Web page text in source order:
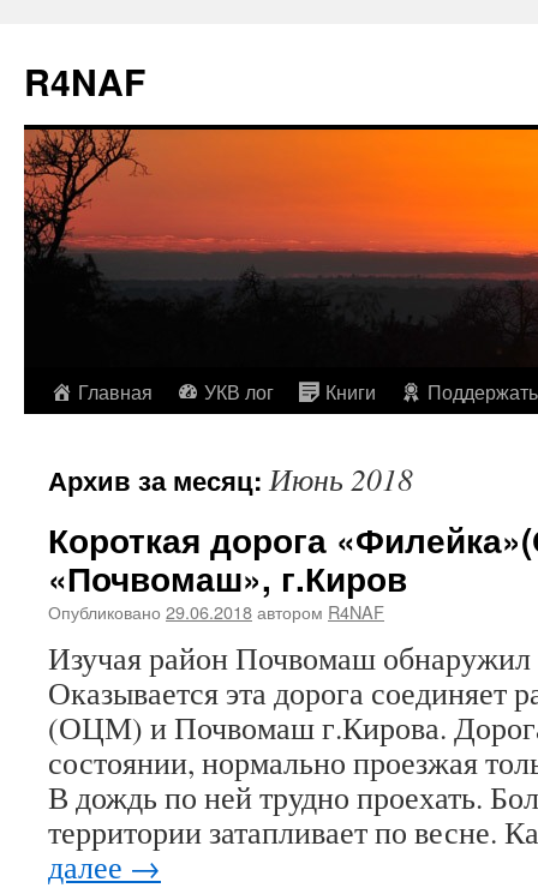
R4NAF
Перейти
содержимому
Главная УКВ лог Книги Поддержать
Архив за месяц:Июнь 2018
Короткая дорога
«Почвомаш», г.Киров
Опубликовано 29.06.2018автором R4NAF
Изучая район Почвомаш обнаружил
Оказывается эта дорога соединяет
(ОЦМ) и Почвомаш г.Кирова.
состоянии, нормально проезжая
В дождь по ней трудно проехать.
территории затапливает по весне.
далее →